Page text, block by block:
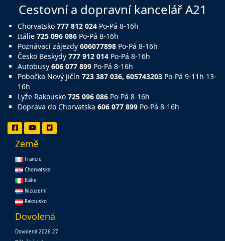
Cestovní a dopravní kancelář A21
Chorvatsko 777 812 024 Po-Pá 8-16h
Itálie 725 096 086 Po-Pá 8-16h
Poznávací zájezdy 606077898 Po-Pá 8-16h
Česko Beskydy 777 912 014 Po-Pá 8-16h
Autobusy 606 077 899 Po-Pá 8-16h
Pobočka Nový Jičín 723 387 036, 605743203 Po-Pá 9-11h 13-
16h
Lyže Rakousko 725 096 086 Po-Pá 8-16h
Doprava do Chorvatska 606 077 899 Po-Pá 8-16h
Země
Francie
Chorvatsko
Itálie
Nizozemí
Rakousko
Dovolená
Dovolená 2026-27